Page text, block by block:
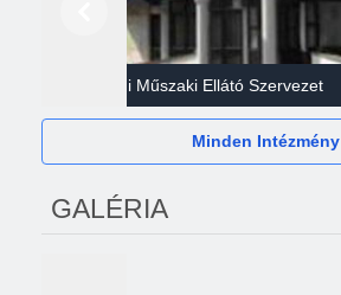
Gazdasági Műszaki Ellátó Szervezet
Minden Intézmény
GALÉRIA